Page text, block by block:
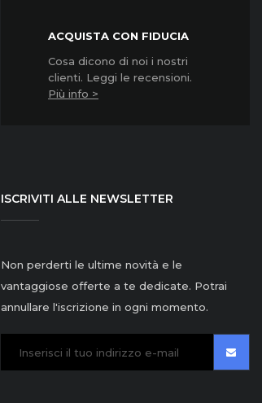
ACQUISTA CON FIDUCIA
Cosa dicono di noi i nostri
clienti. Leggi le recensioni.
Più info >
ISCRIVITI ALLE NEWSLETTER
Non perderti le ultime novità e le
vantaggiose offerte a te dedicate. Potrai
annullare l'iscrizione in ogni momento.